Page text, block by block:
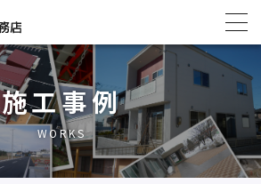
施工事例
WORKS